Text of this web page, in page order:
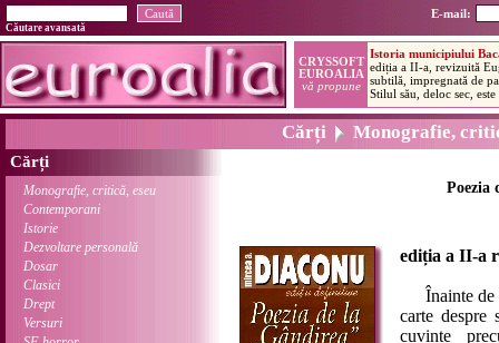
E-mail:
Căutare avansată
Cărți Monografie,
Cărți
Monografie, critică, eseu
Contemporani
Istorie
Dezvoltare personală
Dosar
Clasici
Drept
Versuri
Poezia
ediția a II-a
Înainte de
carte despre
cuvinte